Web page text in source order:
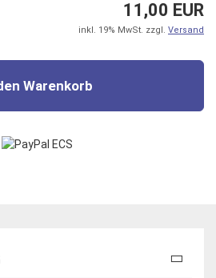
11,00 EUR
inkl. 19% MwSt. zzgl. Versand
Warenkorb